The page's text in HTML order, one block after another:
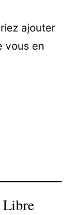
ajouter
vous en
Libre